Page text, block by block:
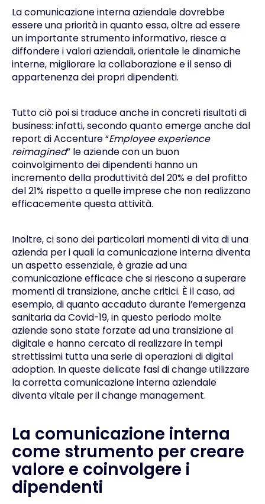
La comunicazione interna aziendale dovrebbe
essere una priorità in quanto essa, oltre ad essere
un importante strumento informativo, riesce a
diffondere i valori aziendali, orientale le dinamiche
interne, migliorare la collaborazione e il senso di
appartenenza dei propri dipendenti.
Tutto ciò poi si traduce anche in concreti risultati di
business: infatti, secondo quanto emerge anche dal
report di Accenture “Employee experience
reimagined” le aziende con un buon
coinvolgimento dei dipendenti hanno un
incremento della produttività del 20% e del profitto
del 21% rispetto a quelle imprese che non realizzano
efficacemente questa attività.
Inoltre, ci sono dei particolari momenti di vita di una
azienda per i quali la comunicazione interna diventa
un aspetto essenziale, è grazie ad una
comunicazione efficace che si riescono a superare
momenti di transizione, anche critici. È il caso, ad
esempio, di quanto accaduto durante l’emergenza
sanitaria da Covid-19, in questo periodo molte
aziende sono state forzate ad una transizione al
digitale e hanno cercato di realizzare in tempi
strettissimi tutta una serie di operazioni didigital
adoption. In queste delicate fasi di change utilizzare
la corretta comunicazione interna aziendale
diventa vitale per ilchange management.
La comunicazione interna
come strumento per creare
valore e coinvolgere i
dipendenti